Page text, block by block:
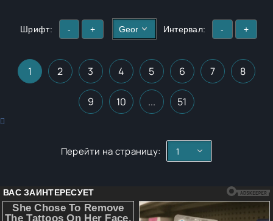
Шрифт: - + Интервал: - +
1 2 3 4 5 6 7 8
9 10 ... 51
Перейти на страницу: